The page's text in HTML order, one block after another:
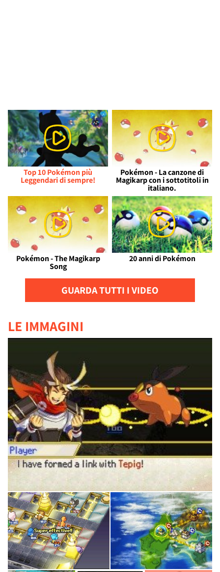
Top 10 Pokémon più
Leggendari di sempre!
Pokémon - La canzone di
Magikarp con i sottotitoli in
italiano.
Pokémon - The Magikarp
Song
20 anni di Pokémon
GUARDA TUTTI I VIDEO
LE IMMAGINI